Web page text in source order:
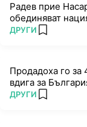
Радев прие
обединяват
ПОВЕЧЕ ОТ
ДРУГИ add favorites
Продадоха го за
вдига за
ПОВЕЧЕ ОТ
ДРУГИ add favorites